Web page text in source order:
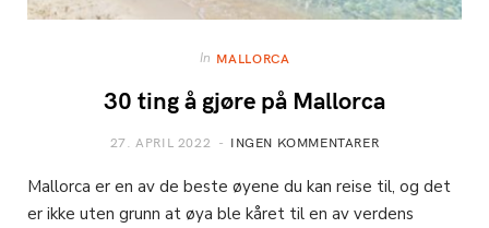
In MALLORCA
30 ting å gjøre på Mallorca
27. APRIL 2022 INGEN KOMMENTARER
Mallorca er en av de beste øyene du kan reise til, og det
er ikke uten grunn at øya ble kåret til en av verdens